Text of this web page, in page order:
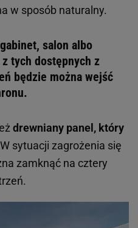
w sposób naturalny.
salon albo
tych dostępnych z
będzie można wejść
drewniany panel, który
sytuacji zagrożenia się
zamknąć na cztery